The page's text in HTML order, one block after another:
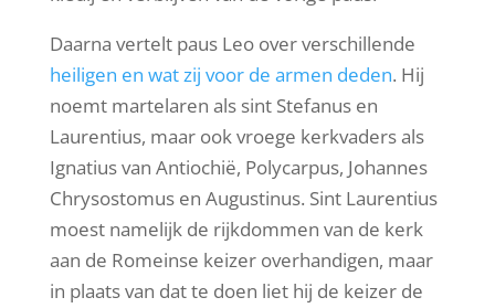
Daarna vertelt paus Leo over verschillende
heiligen en wat zij voor de armen deden. Hij
noemt martelaren als sint Stefanus en
Laurentius, maar ook vroege kerkvaders als
Ignatius van Antiochië, Polycarpus, Johannes
Chrysostomus en Augustinus. Sint Laurentius
moest namelijk de rijkdommen van de kerk
aan de Romeinse keizer overhandigen, maar
in plaats van dat te doen liet hij de keizer de